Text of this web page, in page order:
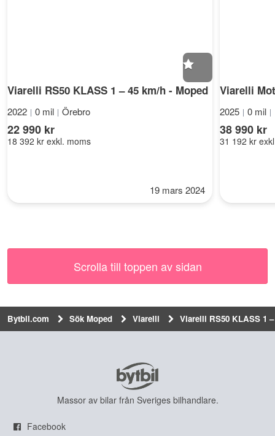
Viarelli RS50 KLASS 1 – 45 km/h - Moped
2022 0 mil Örebro
22 990 kr
18 392 kr exkl. moms
19 mars 2024
2025 0 mil
38 990 kr
31 192 kr
Scrolla till toppen av sidan
Bytbil.com Sök Moped Viarelli Viarelli RS50 KLASS 1
Massor av bilar från Sveriges bilhandlare.
Facebook